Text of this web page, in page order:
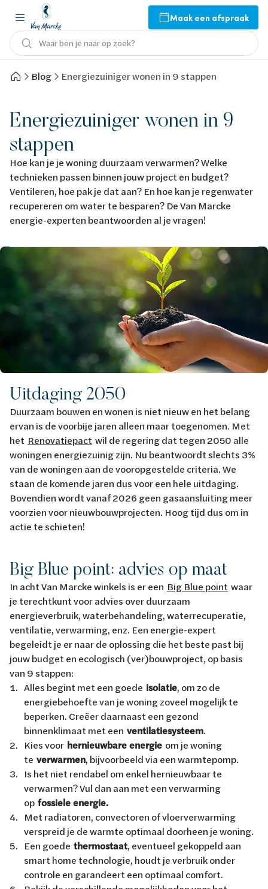
Maak een afspraak
Waar ben je naar op zoek?
Blog Energiezuiniger wonen in 9 stappen
Energiezuiniger wonen in 9
stappen
Hoe kan je je woning duurzaam verwarmen? Welke
technieken passen binnen jouw project en budget?
Ventileren, hoe pak je dat aan? En hoe kan je regenwater
recupereren om water te besparen? De Van Marcke
energie-experten beantwoorden al je vragen!
Afbeelding
Uitdaging 2050
Duurzaam bouwen en wonen is niet nieuw en het belang
ervan is de voorbije jaren alleen maar toegenomen. Met
het Renovatiepact wil de regering dat tegen 2050 alle
woningen energiezuinig zijn. Nu beantwoordt slechts 3%
van de woningen aan de vooropgestelde criteria. We
staan de komende jaren dus voor een hele uitdaging.
Bovendien wordt vanaf 2026 geen gasaansluiting meer
voorzien voor nieuwbouwprojecten. Hoog tijd dus om in
actie te schieten!
Big Blue point: advies op maat
In acht Van Marcke winkels is er een Big Blue point waar
je terechtkunt voor advies over duurzaam
energieverbruik, waterbehandeling, waterrecuperatie,
ventilatie, verwarming, enz. Een energie-expert
begeleidt je er naar de oplossing die het beste past bij
jouw budget en ecologisch (ver)bouwproject, op basis
van 9 stappen:
Alles begint met een goede isolatie, om zo de
energiebehoefte van je woning zoveel mogelijk te
beperken. Creëer daarnaast een gezond
binnenklimaat met een ventilatiesysteem.
Kies voor hernieuwbare energie om je woning
te verwarmen, bijvoorbeeld via een warmtepomp.
Is het niet rendabel om enkel hernieuwbaar te
verwarmen? Vul dan aan met een verwarming
op fossiele energie.
Met radiatoren, convectoren of vloerverwarming
verspreid je de warmte optimaal doorheen je woning.
Een goede thermostaat, eventueel gekoppeld aan
smart home technologie, houdt je verbruik onder
controle en garandeert een optimaal comfort.